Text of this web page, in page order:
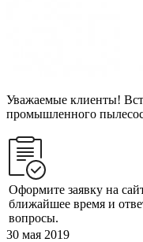
Уважаемые клиенты!
промышленного
Оформите заявку на
ближайшее время и
вопросы.
30 мая 2019